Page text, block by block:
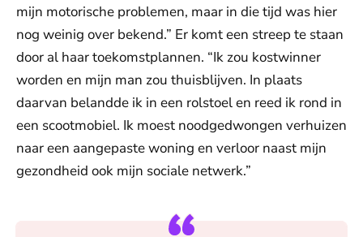
mijn motorische problemen, maar in die tijd was hier
nog weinig over bekend.” Er komt een streep te staan
door al haar toekomstplannen. “Ik zou kostwinner
worden en mijn man zou thuisblijven. In plaats
daarvan belandde ik in een rolstoel en reed ik rond in
een scootmobiel. Ik moest noodgedwongen verhuizen
naar een aangepaste woning en verloor naast mijn
gezondheid ook mijn sociale netwerk.”